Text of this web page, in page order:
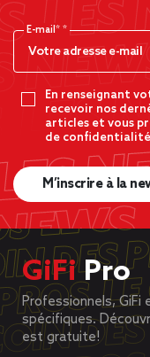
E-mail*
En renseignant
recevoir nos
articles et vous
de
M’inscrire à la
GiFiPro
Professionnels, GiFi
spécifiques.
est gratuite!